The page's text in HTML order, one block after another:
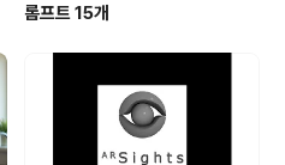
롬프트 15개